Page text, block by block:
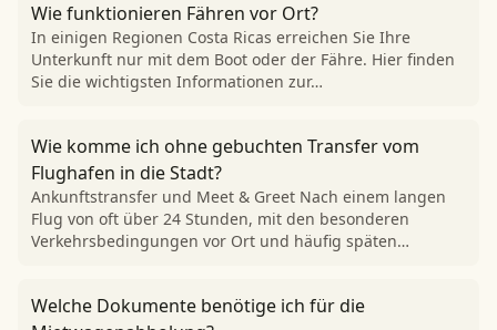
Wie funktionieren Fähren vor Ort?
In einigen Regionen Costa Ricas erreichen Sie Ihre
Unterkunft nur mit dem Boot oder der Fähre. Hier finden
Sie die wichtigsten Informationen zur…
Wie komme ich ohne gebuchten Transfer vom
Flughafen in die Stadt?
Ankunftstransfer und Meet & Greet Nach einem langen
Flug von oft über 24 Stunden, mit den besonderen
Verkehrsbedingungen vor Ort und häufig späten…
Welche Dokumente benötige ich für die